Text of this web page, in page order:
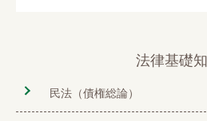
法律基礎
民法（債権総論）